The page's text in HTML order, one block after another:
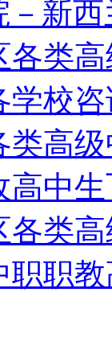
－新
各类
学校
类高
高中
各类
职职